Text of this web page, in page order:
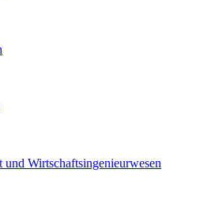
und Wirtschaftsingenieurwesen